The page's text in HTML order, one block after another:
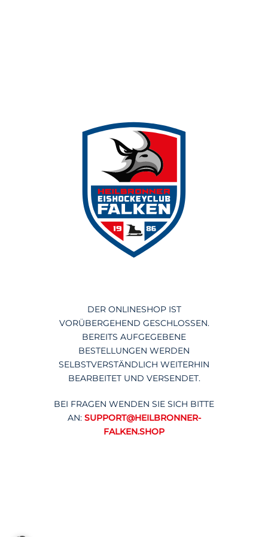
DER ONLINESHOP IST
VORÜBERGEHEND GESCHLOSSEN.
BEREITS AUFGEGEBENE
BESTELLUNGEN WERDEN
SELBSTVERSTÄNDLICH WEITERHIN
BEARBEITET UND VERSENDET.
BEI FRAGEN WENDEN SIE SICH BITTE
AN: SUPPORT@HEILBRONNER-
FALKEN.SHOP